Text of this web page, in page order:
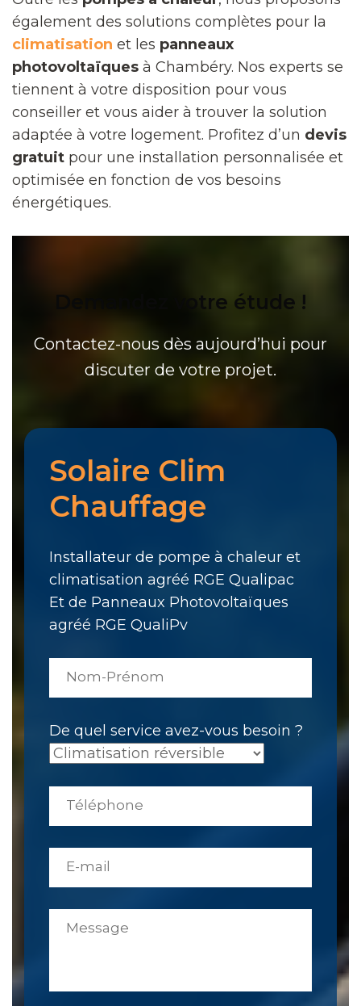
également des solutions complètes pour la
climatisation et les panneaux
photovoltaïques à Chambéry. Nos experts se
tiennent à votre disposition pour vous
conseiller et vous aider à trouver la solution
adaptée à votre logement. Profitez d’un devis
gratuit pour une installation personnalisée et
optimisée en fonction de vos besoins
énergétiques.
Demandez votre étude !
Contactez-nous dès aujourd’hui pour
discuter de votre projet.
Solaire Clim
Chauffage
Installateur de pompe à chaleur et
climatisation agréé RGE Qualipac
Et de Panneaux Photovoltaïques
agréé RGE QualiPv
De quel service avez-vous besoin ?